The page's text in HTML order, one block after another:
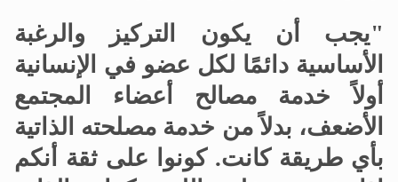
"يجب أن يكون التركيز والرغبة
الأساسية دائمًا لكل عضو في الإنسانية
أولاً خدمة مصالح أعضاء المجتمع
الأضعف، بدلاً من خدمة مصلحته الذاتية
بأي طريقة كانت. كونوا على ثقة أنكم